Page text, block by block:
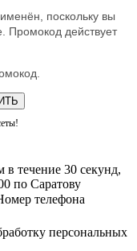
поскольку вы
Промокод действует
течение 30 секунд,
по Саратову
телефона
персональных